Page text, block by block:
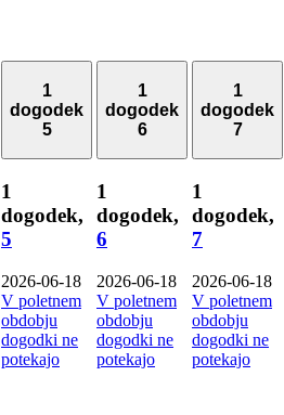
1
dogodek
5
1
dogodek,
5
2026-06-18
V poletnem
obdobju
dogodki ne
potekajo
1
dogodek
6
1
dogodek,
6
2026-06-18
V poletnem
obdobju
dogodki ne
potekajo
1
dogodek
7
1
dogodek,
7
2026-06-18
V poletnem
obdobju
dogodki ne
potekajo